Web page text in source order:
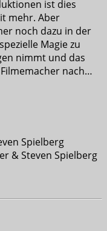
ist dies
mehr. Aber
noch dazu in der
Magie zu
nimmt und das
nach…
Spielberg
& Steven Spielberg